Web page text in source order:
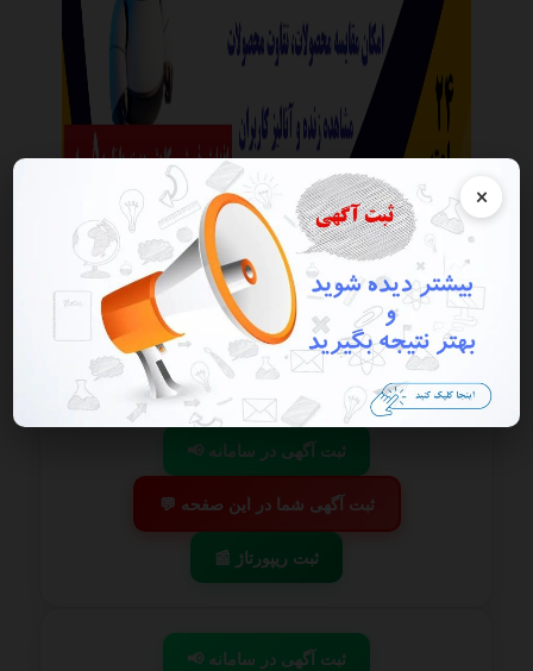
×
این آگهی منقضی شده است در صورتی که این آگهی به شما تعلق دارد
هرچه سریعتر به پنل کاربری خود مراجعه و اقدام به فعال سازی آن نمایید
گزارش آگهی ذخیره
📢 ثبت آگهی در سامانه
💬 ثبت آگهی شما در این صفحه
📰 ثبت ریپورتاژ
📢 ثبت آگهی در سامانه